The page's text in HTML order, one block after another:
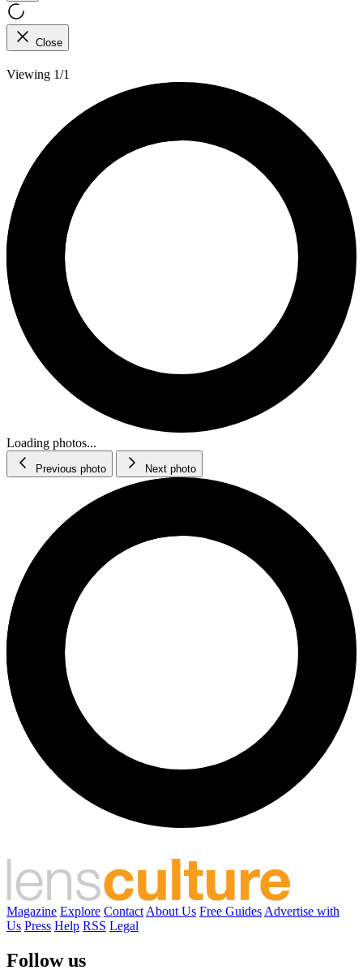
Close
Viewing 1/1
Loading photos...
Previous photo Next photo
Magazine Explore Contact About Us Free Guides Advertise with
Us Press Help RSS Legal
Follow us